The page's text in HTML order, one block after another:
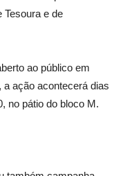
Tesoura e de
ao público em
ação acontecerá dias
no pátio do bloco M.